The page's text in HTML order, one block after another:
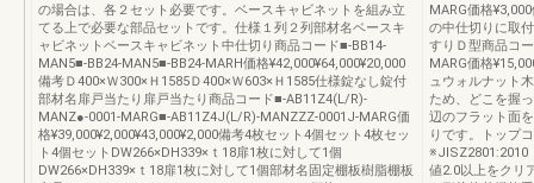
の場合は、各２セット必要です。ベースキャビネットを組み立
てる上で必要な部品セットです。仕様１列２列部材名ベースキ
ャビネットベースキャビネット中仕切り商品コード■-BB14-
MAN5■-BB24-MAN5■-BB24-MARH価格¥42,000¥64,000¥20,000
備考Ｄ400×Ｗ300×Ｈ1585Ｄ400×Ｗ603×Ｈ1585仕様錠なし錠付
部材名扉戸当たり扉戸当たり商品コード■-AB11Z4(L/R)-
MANZ●-0001-MARG■-AB11Z4J(L/R)-MANZZZ-0001J-MARG価
格¥39,000¥2,000¥43,000¥2,000備考4枚セット4個セット4枚セッ
ト4個セットDW266×DH339×ｔ18扉1枚に対して1個
DW266×DH339×ｔ18扉1枚に対して1個部材名固定棚板樹脂棚板
MARG価格
の中仕切りに取
すりＤ型商品コ
MARG価格
ュウォルナット
ため、どこを握
辺のフラット面
りです。トップ
※JISZ2801:2010
値2.0以上をクリ